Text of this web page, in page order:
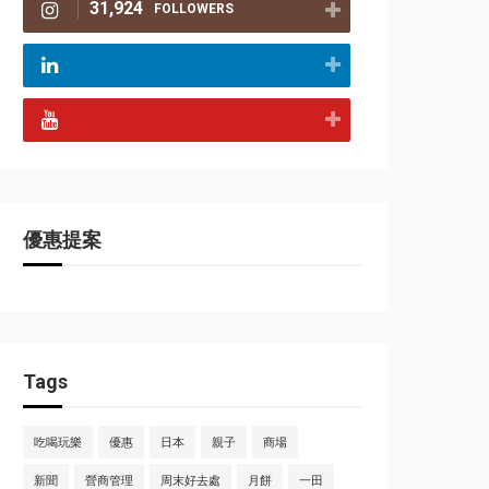
31,924 FOLLOWERS
優惠提案
Tags
吃喝玩樂 優惠 日本 親子 商場
新聞 營商管理 周末好去處 月餅 一田